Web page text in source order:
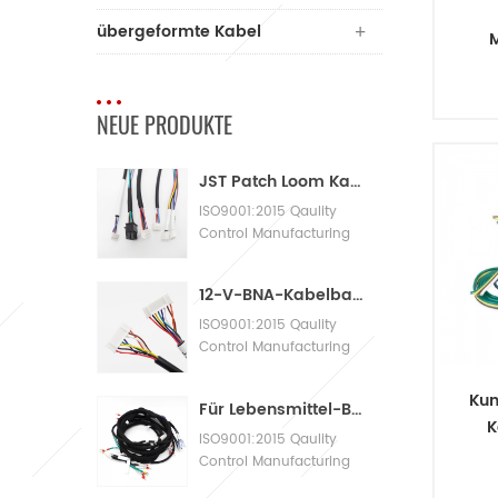
übergeformte Kabel
NEUE PRODUKTE
JST Patch Loom Kabelbaum
ISO9001:2015 Qaulity
Control Manufacturing
12-V-BNA-Kabelbaum-Adapterkabelbaum
ISO9001:2015 Qaulity
Control Manufacturing
Für Lebensmittel-Bäckereimaschinen mit großen Kabelbäumen
ISO9001:2015 Qaulity
Control Manufacturing